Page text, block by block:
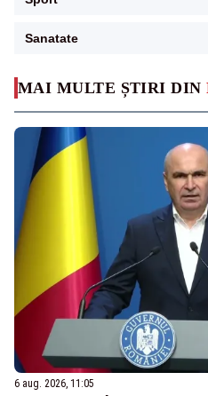
MAI MULTE ȘTIRI DIN
6 aug. 2026, 11:05
Sanatate